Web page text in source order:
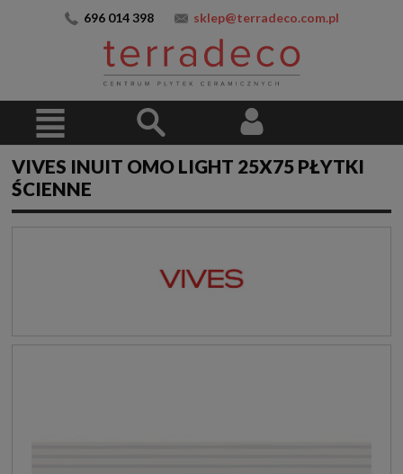
696 014 398 sklep@terradeco.com.pl
VIVES INUIT OMO LIGHT 25X75 PŁYTKI
ŚCIENNE